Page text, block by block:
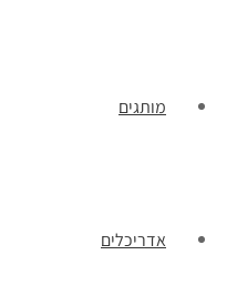
מותגים
אדריכלים